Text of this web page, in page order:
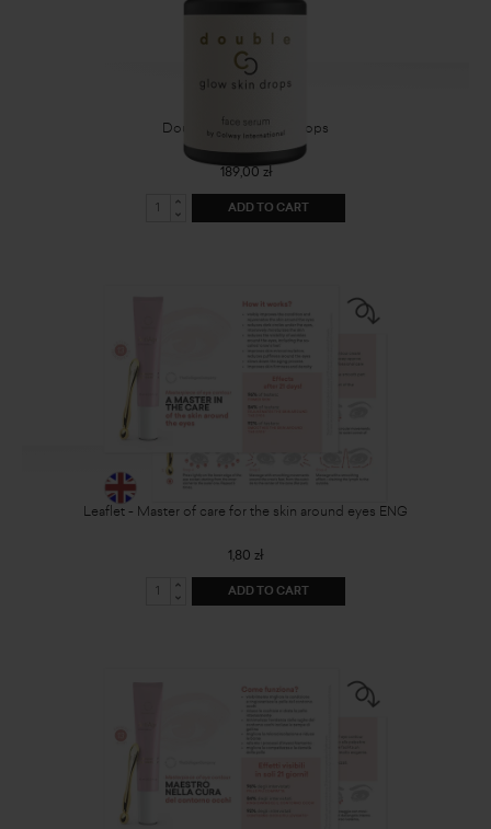
Double C Glow skin drops
189,00 zł
ADD TO CART
Leaflet - Master of care for the skin around eyes ENG
1,80 zł
ADD TO CART